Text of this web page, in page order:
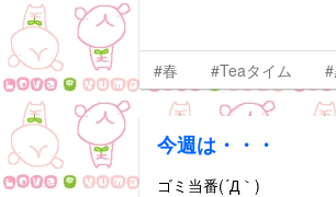
#春 #Teaタイム
今週は・・・
ゴミ当番(´Д｀)